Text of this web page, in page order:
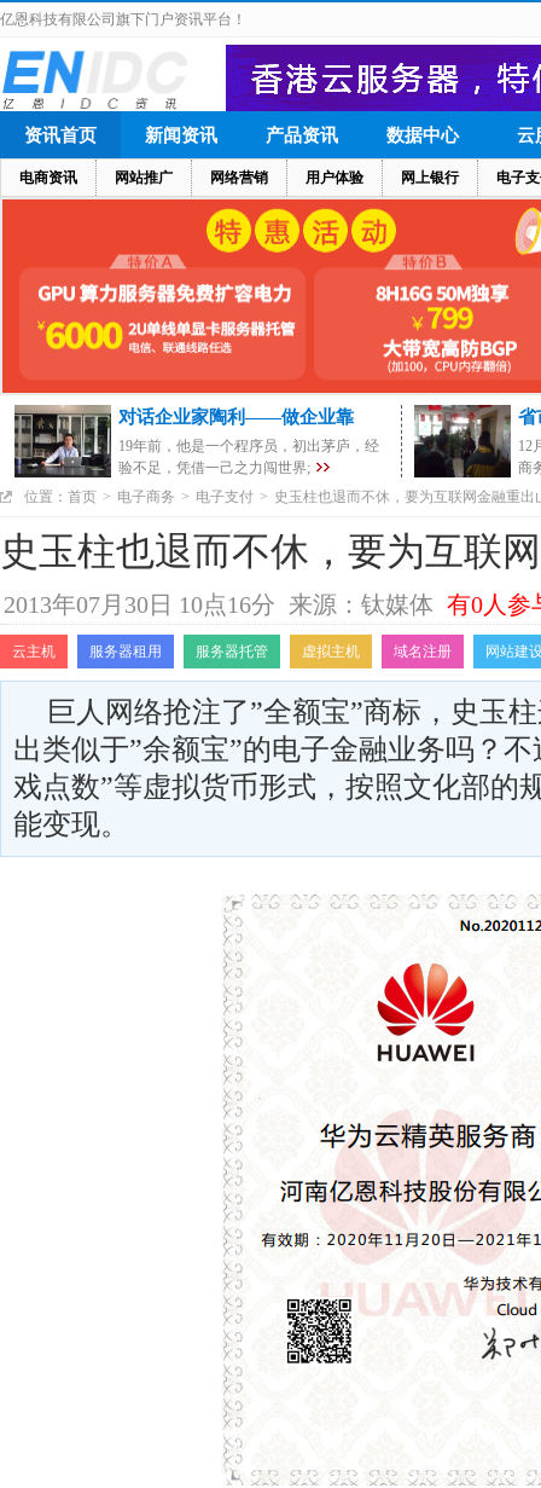
亿恩科技有限公司旗下门户资讯平台！
资讯首页
电商资讯 网站推广 网络营销 用户体验 网上银行 电子
新闻资讯 产品资讯 数据中心 云
对话企业家陶利——做企业靠
19年前，他是一个程序员，初出茅庐，经
验不足，凭借一己之力闯世界;
省
12
商
位置： 首页 > 电子商务 > 电子支付 > 史玉柱也退而不休，要为互联网金融重出
史玉柱也退而不休，要为互联
2013年07月30日 10点16分 来源：钛媒体 有0人参
云主机 服务器租用 服务器托管 虚拟主机 域名注册 网站建
巨人网络抢注了”全额宝”商标，史玉
出类似于”余额宝”的电子金融业务吗？
戏点数”等虚拟货币形式，按照文化部的
能变现。